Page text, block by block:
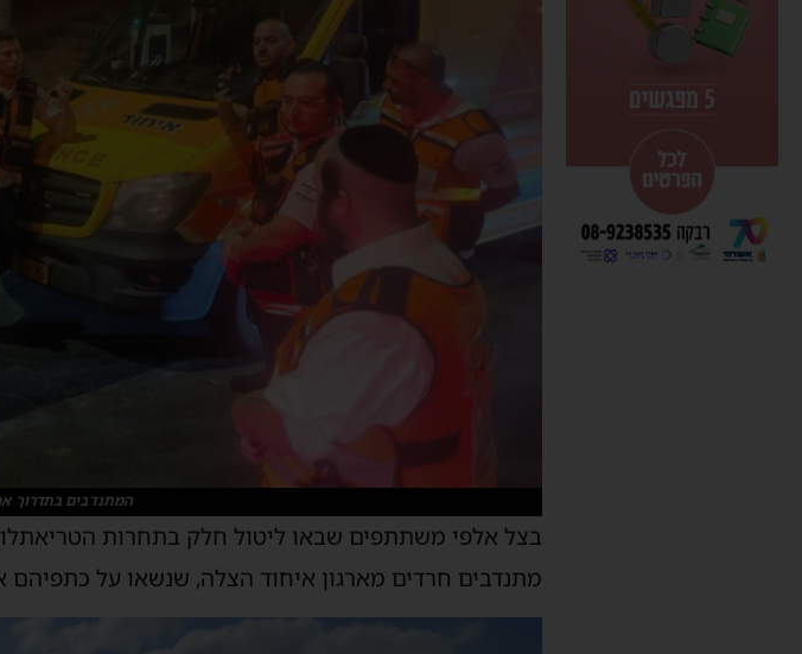
המתנדבים בתדרוך
בצל אלפי משתתפים שבאו ליטול חלק בתחרות
מתנדבים חרדים מארגון איחוד הצלה, שנשאו על